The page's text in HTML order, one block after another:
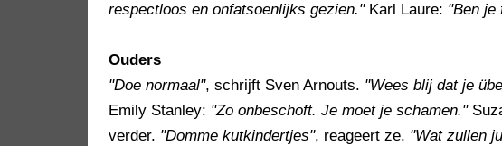
respectloos en onfatsoenlijks gezien."Karl Laure: "Ben je
Ouders
"Doe normaal", schrijft Sven Arnouts. "Wees blij dat je
Emily Stanley: "Zo onbeschoft. Je moet je schamen."
verder. "Domme kutkindertjes", reageert ze. "Wat zullen